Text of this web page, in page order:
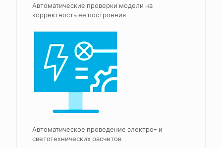
Автоматические проверки модели на
корректность ее построения
Автоматическое проведение электро- и
светотехнических расчетов